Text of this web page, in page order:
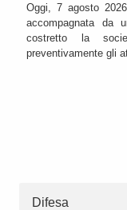
Oggi, 7 agosto
accompagnata da
costretto la
preventivamente gli
Difesa